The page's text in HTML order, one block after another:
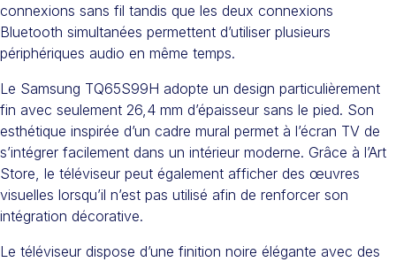
connexions sans fil tandis que les deux connexions
Bluetooth simultanées permettent d’utiliser plusieurs
périphériques audio en même temps.
Le Samsung TQ65S99H adopte un design particulièrement
fin avec seulement 26,4 mm d’épaisseur sans le pied. Son
esthétique inspirée d’un cadre mural permet à l’écran TV de
s’intégrer facilement dans un intérieur moderne. Grâce à l’Art
Store, le téléviseur peut également afficher des œuvres
visuelles lorsqu’il n’est pas utilisé afin de renforcer son
intégration décorative.
Le téléviseur dispose d’une finition noire élégante avec des